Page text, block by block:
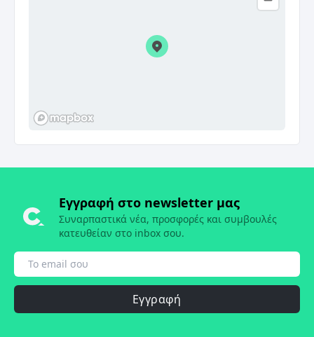
Εγγραφή στο newsletter μας
Συναρπαστικά νέα, προσφορές και συμβουλές
κατευθείαν στο inbox σου.
Εγγραφή